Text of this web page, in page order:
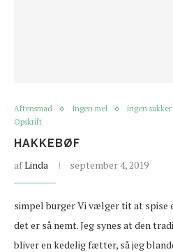
Aftensmad Ingen mel ingen sukker
Opskrift
HAKKEBØF
afLinda september 4, 2019
simpel burger Vi vælger tit at spise
det er så nemt. Jeg synes at den
bliver en kedelig fætter, så jeg